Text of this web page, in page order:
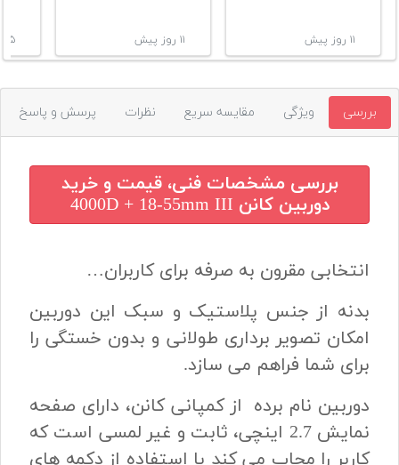
۱۱ روز پیش ۱۱ روز پیش ۱۵ روز پیش
بررسی ویژگی مقایسه سریع نظرات پرسش و پاسخ
بررسی مشخصات فنی، قیمت و خرید
دوربین کانن 4000D + 18-55mm III
انتخابی مقرون به صرفه برای کاربران…
بدنه از جنس پلاستیک و سبک این دوربین
امکان تصویر برداری طولانی و بدون خستگی را
برای شما فراهم می سازد.
دوربین نام برده از کمپانی کانن، دارای صفحه
نمایش 2.7 اینچی، ثابت و غیر لمسی است که
کاربر را مجاب می کند با استفاده از دکمه های